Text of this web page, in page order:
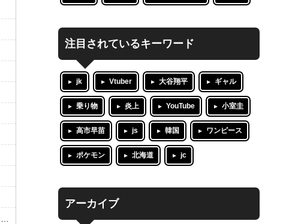
注目されているキーワード
jk Vtuber 大谷翔平 ギャル
乗り物 炎上 YouTube 小室圭
高市早苗 js 韓国 ワンピース
ポケモン 北海道 jc
アーカイブ